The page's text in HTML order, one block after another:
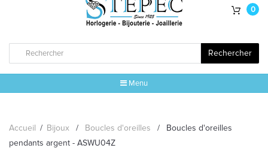
Rechercher
0
Menu
MARQUES
Accueil / Bijoux / Boucles d'oreilles /
Boucles d'oreilles
pendants argent - ASWU04Z